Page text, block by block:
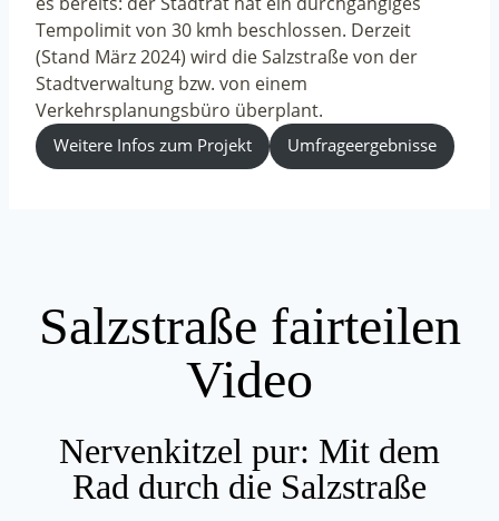
Tempolimit von 30 kmh beschlossen. Derzeit
(Stand März 2024) wird die Salzstraße von der
Stadtverwaltung bzw. von einem
Verkehrsplanungsbüro überplant.
Weitere Infos zum Projekt Umfrageergebnisse
Salzstraße fairteilen
Video
Nervenkitzel pur: Mit dem
Rad durch die Salzstraße